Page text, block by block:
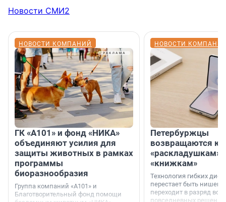
Новости СМИ2
НОВОСТИ КОМПАНИЙ
ГК «А101» и фонд «НИКА»
объединяют усилия для
защиты животных в рамках
программы
биоразнообразия
Группа компаний «А101» и
Благотворительный фонд помощи
НОВОСТИ
Петербуржцы
возвращаются к
«раскладушкам»
«книжкам»
Технология гибких
перестает быть
переходит в разряд
повседневных